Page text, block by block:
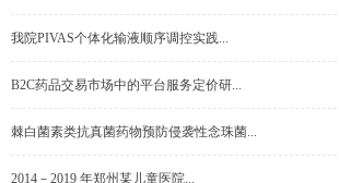
我院PIVAS个体化输液顺序调控实践...
B2C药品交易市场中的平台服务定价研...
棘白菌素类抗真菌药物预防侵袭性念珠菌...
2014－2019 年郑州某儿童医院...